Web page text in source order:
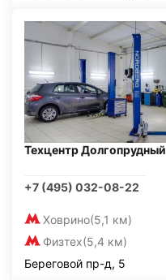
Техцентр Долгопрудный
+7 (495) 032-08-22
Ховрино(5,1 км)
Физтех(5,4 км)
Береговой пр-д, 5